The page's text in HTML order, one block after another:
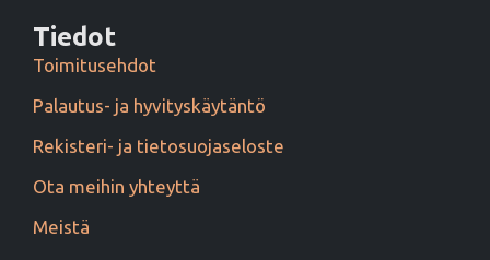
Tiedot
Toimitusehdot
Palautus- ja hyvityskäytäntö
Rekisteri- ja tietosuojaseloste
Ota meihin yhteyttä
Meistä